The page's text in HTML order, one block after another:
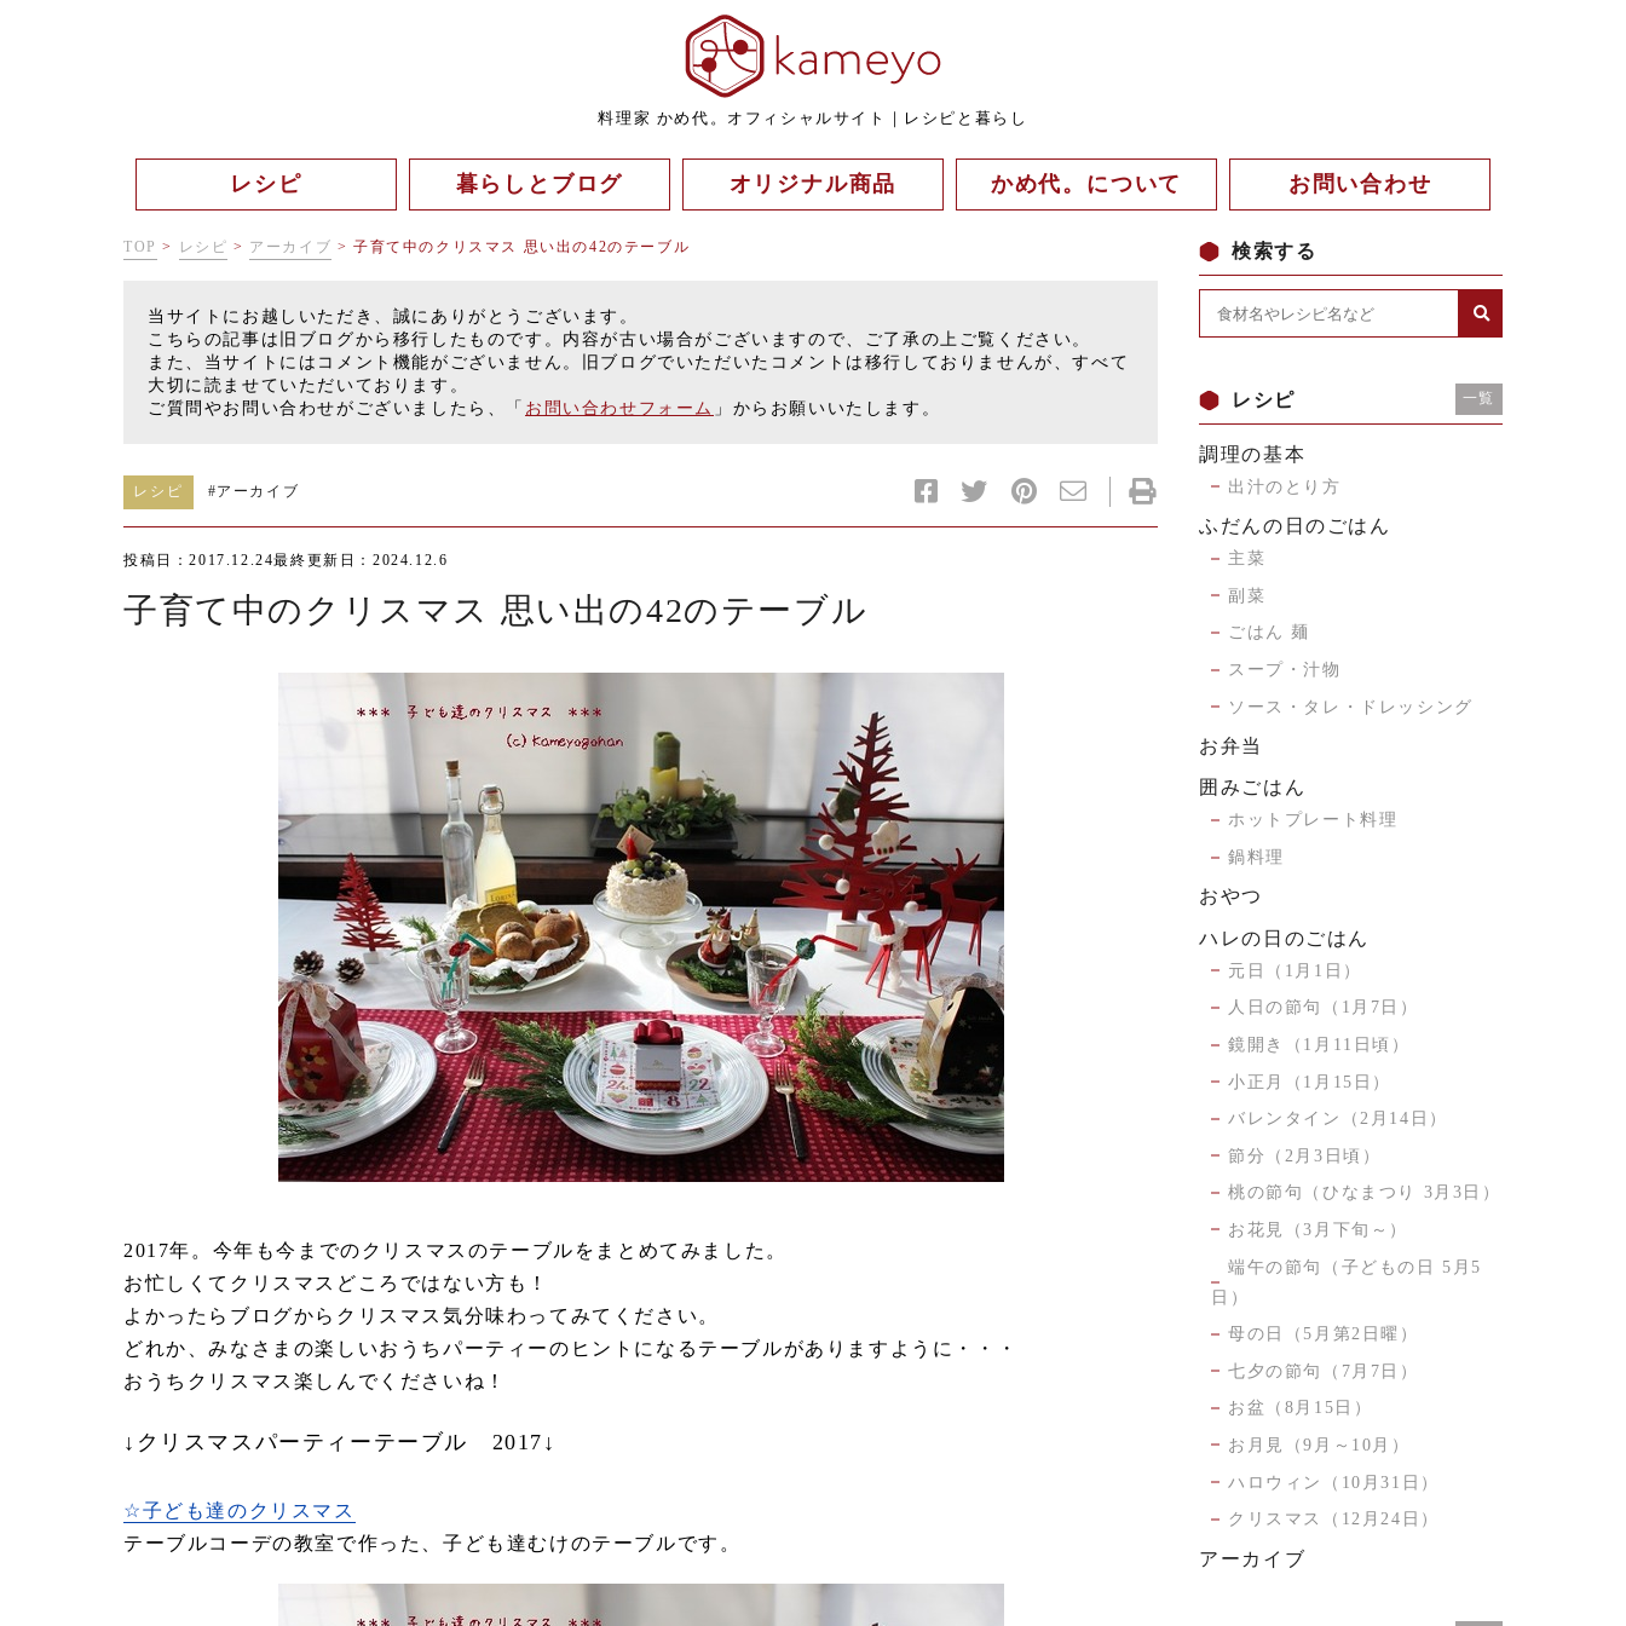
料理家 かめ代。オフィシャルサイト｜レシピと暮らし
レシピ 暮らしとブログ オリジナル商品 かめ代。について お問い合わせ
TOP > レシピ > アーカイブ >子育て中のクリスマス 思い出の42のテーブル
当サイトにお越しいただき、誠にありがとうございます。
こちらの記事は旧ブログから移行したものです。内容が古い場合がございますので、ご了承の上ご覧ください。
また、当サイトにはコメント機能がございません。旧ブログでいただいたコメントは移行しておりませんが、すべて
大切に読ませていただいております。
ご質問やお問い合わせがございましたら、「 お問い合わせフォーム 」からお願いいたします。
レシピ #アーカイブ
投稿日：2017.12.24最終更新日：2024.12.6
子育て中のクリスマス 思い出の42のテーブル
2017年。今年も今までのクリスマスのテーブルをまとめてみました。
お忙しくてクリスマスどころではない方も！
よかったらブログからクリスマス気分味わってみてください。
どれか、みなさまの楽しいおうちパーティーのヒントになるテーブルがありますように・・・
おうちクリスマス楽しんでくださいね！
↓クリスマスパーティーテーブル 2017↓
☆子ども達のクリスマス
テーブルコーデの教室で作った、子ども達むけのテーブルです。
検索する
レシピ 一覧
調理の基本
出汁のとり方
ふだんの日のごはん
主菜
副菜
ごはん 麺
スープ・汁物
ソース・タレ・ドレッシング
お弁当
囲みごはん
ホットプレート料理
鍋料理
おやつ
ハレの日のごはん
元日（1月1日）
人日の節句（1月7日）
鏡開き（1月11日頃）
小正月（1月15日）
バレンタイン（2月14日）
節分（2月3日頃）
桃の節句（ひなまつり 3月3日）
お花見（3月下旬～）
端午の節句（子どもの日 5月5
日）
母の日（5月第2日曜）
七夕の節句（7月7日）
お盆（8月15日）
お月見（9月～10月）
ハロウィン（10月31日）
クリスマス（12月24日）
アーカイブ